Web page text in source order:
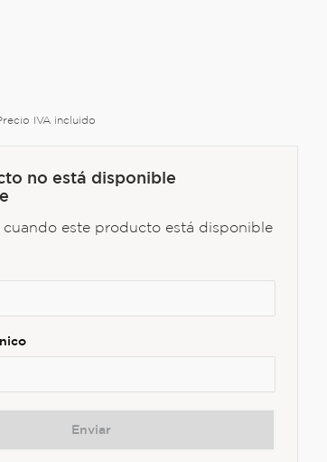
IVA incluido
no está disponible
cuando este producto está disponible
Enviar